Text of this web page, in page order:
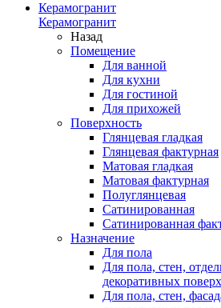
Керамогранит
Керамогранит
Назад
Помещение
Для ванной
Для кухни
Для гостиной
Для прихожей
Поверхность
Глянцевая гладкая
Глянцевая фактурная
Матовая гладкая
Матовая фактурная
Полуглянцевая
Сатинированная
Сатинированная
Назначение
Для пола
Для пола, стен,
декоративных
Для пола, стен,